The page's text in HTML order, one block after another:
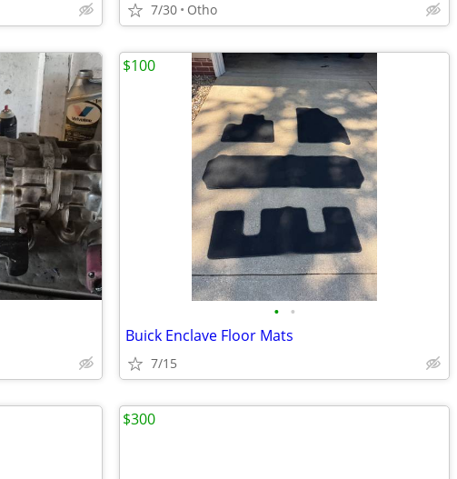
7/30 Otho
• •
Buick Enclave Floor Mats
7/15
$100
$300